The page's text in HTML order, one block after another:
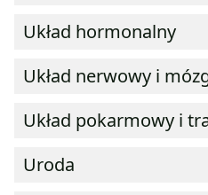
Układ hormonalny
Układ nerwowy i
Układ pokarmowy i
Uroda